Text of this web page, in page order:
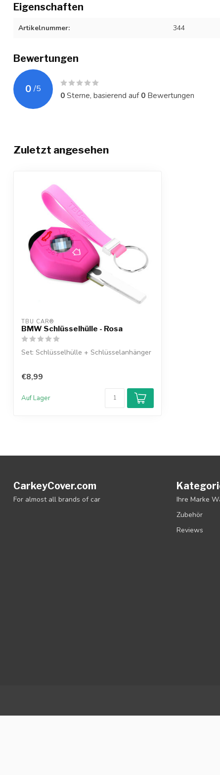
Eigenschaften
Artikelnummer: 344
Bewertungen
0 /5
0Sterne, basierend auf0 Bewertungen
Zuletzt angesehen
TBU CAR®
BMW Schlüsselhülle - Rosa
Set: Schlüsselhülle + Schlüsselanhänger
€8,99
Auf Lager
CarkeyCover.com
For almost all brands of car
Ihre Marke
Zubehör
Reviews